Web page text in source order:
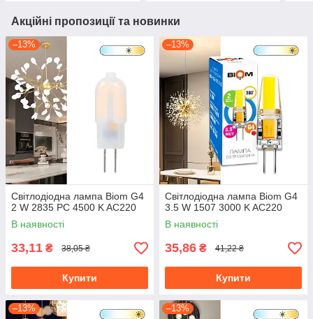
Акційні пропозиції та новинки
–13%
Світлодіодна лампа Biom G4
2 W 2835 PC 4500 K AC220
В наявності
33,11 ₴ 38,05 ₴
Купити
–13%
Світлодіодна лампа Biom G4
3.5 W 1507 3000 K AC220
В наявності
35,86 ₴ 41,22 ₴
Купити
–13% –13%